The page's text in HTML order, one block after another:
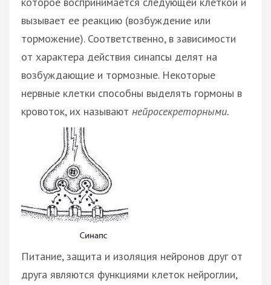
вызывает ее реакцию (возбуждение или
торможение). Соответственно, в зависимости
от характера действия синапсы делят на
возбуждающие и тормозные. Некоторые
нервные клетки способны выделять гормоны в
кровоток, их называют нейросекреторными.
Питание, защита и изоляция нейронов друг от
друга являются функциями клеток нейроглии,